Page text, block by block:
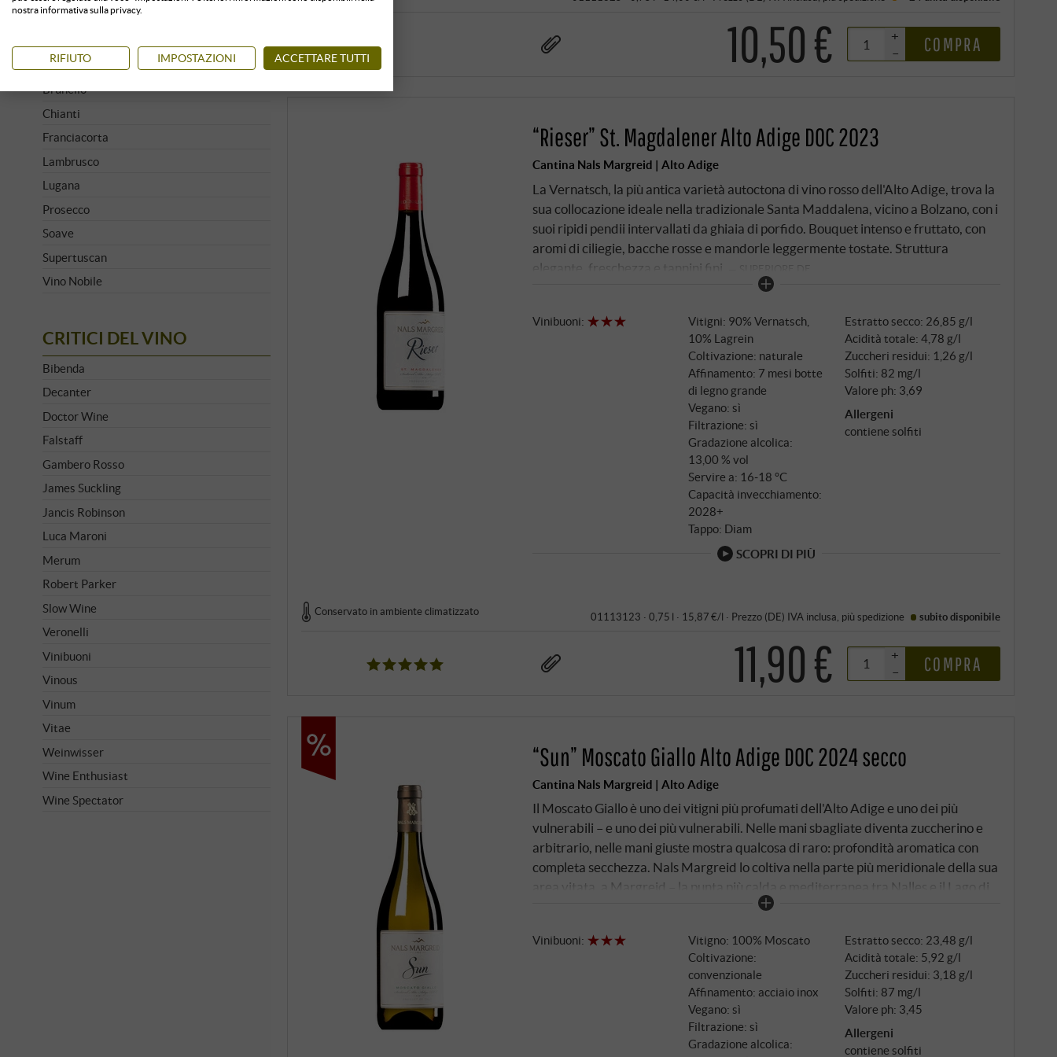
10,50 €
+
–
COMPRA
“Rieser” St. Magdalener Alto Adige DOC 2023
Cantina Nals Margreid | Alto Adige
La Vernatsch, la più antica varietà autoctona di vino rosso dell'Alto Adige, trova la
sua collocazione ideale nella tradizionale Santa Maddalena, vicino a Bolzano, con i
suoi ripidi pendii intervallati da ghiaia di porfido. Bouquet intenso e fruttato, con
aromi di ciliegie, bacche rosse e mandorle leggermente tostate. Struttura
elegante, freschezza e tannini fini.
Vinibuoni:
Vitigni: 90% Vernatsch,
10% Lagrein
Coltivazione: naturale
Affinamento: 7 mesi botte
di legno grande
Vegano: sì
Filtrazione: sì
Gradazione alcolica:
13,00 % vol
Servire a: 16‑18 °C
Capacità invecchiamento:
2028+
Tappo: Diam
Estratto secco: 26,85 g/l
Acidità totale: 4,78 g/l
Zuccheri residui: 1,26 g/l
Solfiti: 82 mg/l
Valore ph: 3,69
Allergeni
contiene solfiti
SCOPRI DI PIÙ
Conservato in ambiente climatizzato 01113123 · 0,75 l · 15,87 €/l · Prezzo (DE) IVA inclusa , più spedizione subito disponibile
11,90 €
+
–
COMPRA
“Sun” Moscato Giallo Alto Adige DOC 2024 secco
Cantina Nals Margreid | Alto Adige
Il Moscato Giallo è uno dei vitigni più profumati dell'Alto Adige e uno dei più
vulnerabili – e uno dei più vulnerabili. Nelle mani sbagliate diventa zuccherino e
arbitrario, nelle mani giuste mostra qualcosa di raro: profondità aromatica con
completa secchezza. Nals Margreid lo coltiva nella parte più meridionale della sua
area vitata, a Margreid – la punta più calda e mediterranea tra Nalles e il Lago di
Garda. I vigneti si trovano a un'altitudine compresa tra i 220 e i 350 metri, esposti
contenuto di humus. Il clima porta l'impronta dell'Ora, il vento caldo pomeridiano
che soffia quotidianamente dal Lago di Garda sui pendii, prolungando la stagione
di crescita e modellando il sapore delle uve. Raccolta a mano, tre settimane di
fermentazione in acciaio, cinque mesi di affinamento sulle fecce fini.
Vinibuoni:
Vitigno: 100% Moscato
Coltivazione:
convenzionale
Affinamento: acciaio inox
Vegano: sì
Filtrazione: sì
Gradazione alcolica:
Estratto secco: 23,48 g/l
Acidità totale: 5,92 g/l
Zuccheri residui: 3,18 g/l
Solfiti: 87 mg/l
Valore ph: 3,45
Allergeni
contiene solfiti
Amarone
Barolo
Brunello
Chianti
Franciacorta
Lambrusco
Lugana
Prosecco
Soave
Supertuscan
Vino Nobile
CRITICI DEL VINO
Bibenda
Decanter
Doctor Wine
Falstaff
Gambero Rosso
James Suckling
Jancis Robinson
Luca Maroni
Merum
Robert Parker
Slow Wine
Veronelli
Vinibuoni
Vinous
Vinum
Vitae
Weinwisser
Wine Enthusiast
Wine Spectator
nostra informativa sulla privacy.
RIFIUTO IMPOSTAZIONI ACCETTARE TUTTI